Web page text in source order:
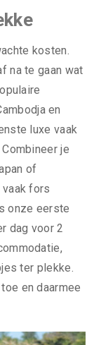
kosten.
na te gaan wat
en
luxe vaak
je
of
fors
onze eerste
dag voor 2
ter plekke.
en daarmee